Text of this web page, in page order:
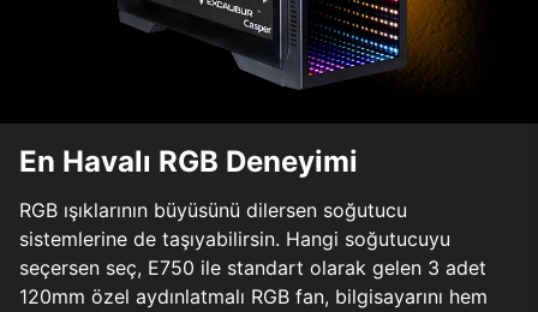
En Havalı RGB Deneyimi
RGB ışıklarının büyüsünü dilersen soğutucu
sistemlerine de taşıyabilirsin. Hangi soğutucuyu
seçersen seç, E750 ile standart olarak gelen 3 adet
120mm özel aydınlatmalı RGB fan, bilgisayarını hem